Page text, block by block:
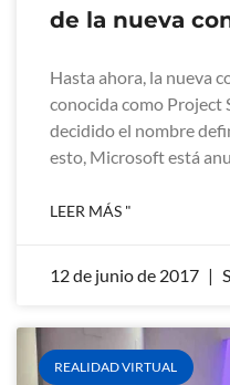
de la nueva
Hasta ahora, la nueva
conocida como Project
decidido el nombre
esto, Microsoft está
LEER MÁS "
12 de junio de 2017
REALIDAD VIRTUAL